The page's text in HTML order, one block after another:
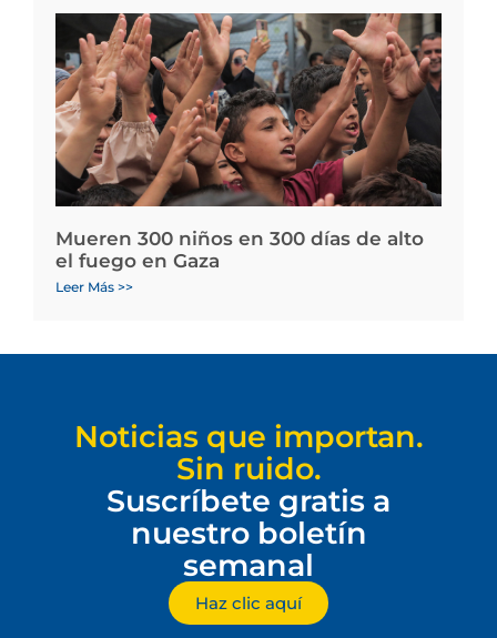
Mueren 300 niños en 300 días de alto
el fuego en Gaza
Leer Más >>
Noticias que importan.
Sin ruido.
Suscríbete gratis a
nuestro boletín
semanal
Haz clic aquí